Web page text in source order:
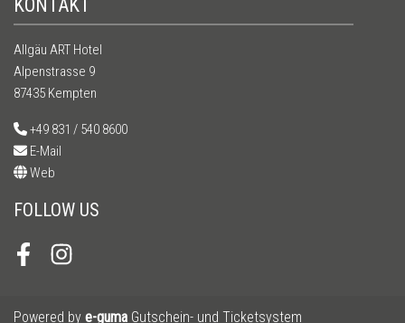
KONTAKT
Allgäu ART Hotel
Alpenstrasse 9
87435 Kempten
+49 831 / 540 8600
E-Mail
Web
FOLLOW US
FacebookInstagram
Powered by e-guma Gutschein- und Ticketsystem